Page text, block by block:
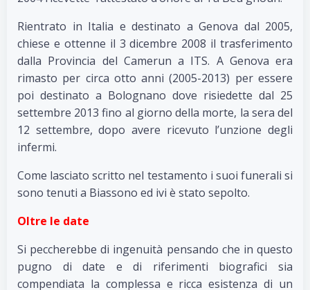
Rientrato in Italia e destinato a Genova dal 2005,
chiese e ottenne il 3 dicembre 2008 il trasferimento
dalla Provincia del Camerun a ITS. A Genova era
rimasto per circa otto anni (2005-2013) per essere
poi destinato a Bolognano dove risiedette dal 25
settembre 2013 fino al giorno della morte, la sera del
12 settembre, dopo avere ricevuto l’unzione degli
infermi.
Come lasciato scritto nel testamento i suoi funerali si
sono tenuti a Biassono ed ivi è stato sepolto.
Oltre le date
Si peccherebbe di ingenuità pensando che in questo
pugno di date e di riferimenti biografici sia
compendiata la complessa e ricca esistenza di un